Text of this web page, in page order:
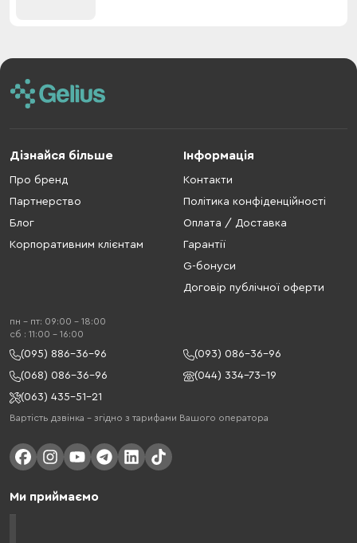
Дізнайся більше
Про бренд
Партнерство
Блог
Корпоративним клієнтам
Інформація
Контакти
Політика конфіденційності
Оплата / Доставка
Гарантії
G-бонуси
Договір публічної оферти
пн - пт: 09:00 - 18:00
cб : 11:00 - 16:00
(095) 886-36-96
(093) 086-36-96
(068) 086-36-96
(044) 334-73-19
(063) 435-51-21
Вартість дзвінка – згідно з тарифами Вашого оператора
Ми приймаємо